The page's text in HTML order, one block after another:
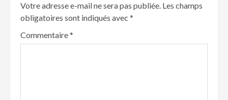
Votre adresse e-mail ne sera pas publiée. Les champs
obligatoires sont indiqués avec *
Commentaire*